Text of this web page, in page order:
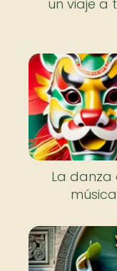
un viaje a
La danza